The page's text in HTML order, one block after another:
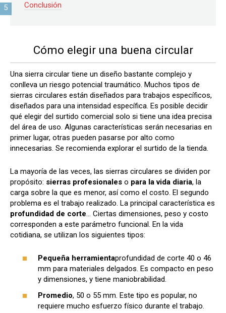
Conclusión
Cómo elegir una buena circular
Una sierra circular tiene un diseño bastante complejo y
conlleva un riesgo potencial traumático. Muchos tipos de
sierras circulares están diseñados para trabajos específicos,
diseñados para una intensidad específica. Es posible decidir
qué elegir del surtido comercial solo si tiene una idea precisa
del área de uso. Algunas características serán necesarias en
primer lugar, otras pueden pasarse por alto como
innecesarias. Se recomienda explorar el surtido de la tienda.
La mayoría de las veces, las sierras circulares se dividen por
propósito: sierras profesionales o para la vida diaria, la
carga sobre la que es menor, así como el costo. El segundo
problema es el trabajo realizado. La principal característica es
profundidad de corte... Ciertas dimensiones, peso y costo
corresponden a este parámetro funcional. En la vida
cotidiana, se utilizan los siguientes tipos:
Pequeña herramientaprofundidad de corte 40 o 46
mm para materiales delgados. Es compacto en peso
y dimensiones, y tiene maniobrabilidad.
Promedio, 50 o 55 mm. Este tipo es popular, no
requiere mucho esfuerzo físico durante el trabajo.